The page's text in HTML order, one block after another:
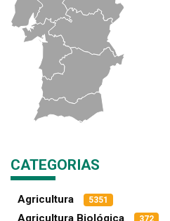
CATEGORIAS
Agricultura 5351
Agricultura Biológica 372